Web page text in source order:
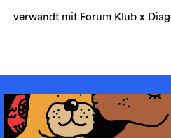
verwandt mit Forum Klub x